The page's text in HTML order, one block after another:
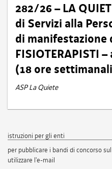
282/26 – LA
di Servizi alla
di manifestazione
FISIOTERAPISTI
(18 ore
ASP La Quiete
istruzioni per gli enti
per pubblicare i bandi di concorso
utilizzare l'e-mail